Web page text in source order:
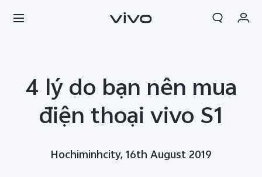
Đặt hàng
Đăng nhập/Đăng ký
Tài khoản của tôi
4 lý do bạn nên mua
điện thoại vivo S1
Hochiminhcity, 16th August 2019